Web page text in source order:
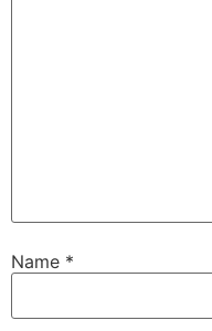
Name *